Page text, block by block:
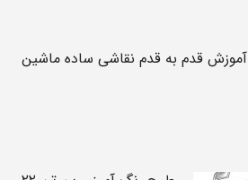
آموزش قدم به قدم نقاشی ساده ماشین